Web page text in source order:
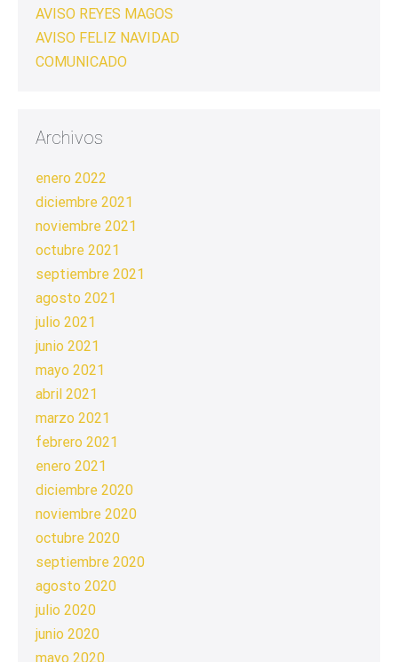
AVISO REYES MAGOS
AVISO FELIZ NAVIDAD
COMUNICADO
Archivos
enero 2022
diciembre 2021
noviembre 2021
octubre 2021
septiembre 2021
agosto 2021
julio 2021
junio 2021
mayo 2021
abril 2021
marzo 2021
febrero 2021
enero 2021
diciembre 2020
noviembre 2020
octubre 2020
septiembre 2020
agosto 2020
julio 2020
junio 2020
mayo 2020